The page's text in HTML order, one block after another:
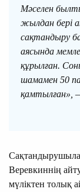
Мәселен
жылдан бері
сақтандыру
аясында
құрылған.
шамамен 50
қамтылған»,
Веревкиннің
мүліктен толық